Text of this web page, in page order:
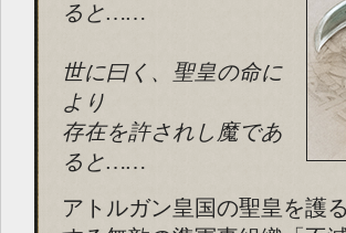
ると……
世に曰く、聖皇の命に
より
存在を許されし魔であ
ると……
アトルガン皇国の聖皇を護